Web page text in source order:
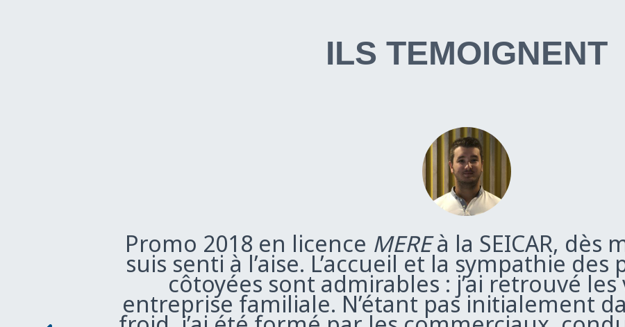
ILS TEMOIGNENT
Promo 2018 en licence MEREà la SEICAR, dès
suis senti à l’aise. L’accueil et la sympathie des
côtoyées sont admirables : j’ai retrouvé les
entreprise familiale. N’étant pas initialement